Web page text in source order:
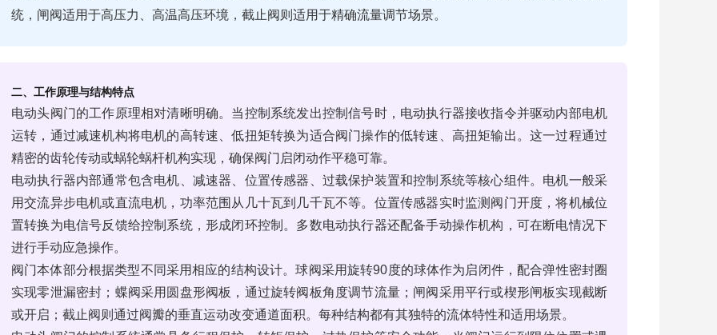
统，闸阀适用于高压力、高温高压环境，截止阀则适用于精确流量调节场景。
二、工作原理与结构特点
电动头阀门的工作原理相对清晰明确。当控制系统发出控制信号时，电动执行器接收指令并驱动内部电机
运转，通过减速机构将电机的高转速、低扭矩转换为适合阀门操作的低转速、高扭矩输出。这一过程通过
精密的齿轮传动或蜗轮蜗杆机构实现，确保阀门启闭动作平稳可靠。
电动执行器内部通常包含电机、减速器、位置传感器、过载保护装置和控制系统等核心组件。电机一般采
用交流异步电机或直流电机，功率范围从几十瓦到几千瓦不等。位置传感器实时监测阀门开度，将机械位
置转换为电信号反馈给控制系统，形成闭环控制。多数电动执行器还配备手动操作机构，可在断电情况下
进行手动应急操作。
阀门本体部分根据类型不同采用相应的结构设计。球阀采用旋转90度的球体作为启闭件，配合弹性密封圈
实现零泄漏密封；蝶阀采用圆盘形阀板，通过旋转阀板角度调节流量；闸阀采用平行或楔形闸板实现截断
或开启；截止阀则通过阀瓣的垂直运动改变通道面积。每种结构都有其独特的流体特性和适用场景。